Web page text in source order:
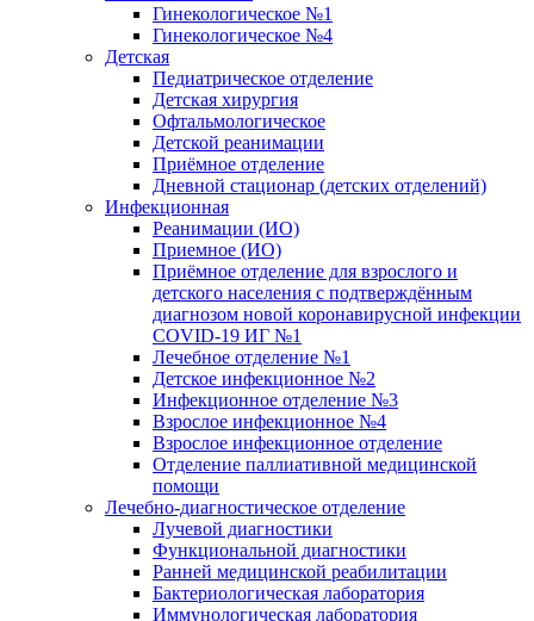
Гинекологическое №1
Гинекологическое №4
Детская
Педиатрическое отделение
Детская хирургия
Офтальмологическое
Детской реанимации
Приёмное отделение
Дневной стационар (детских отделений)
Инфекционная
Реанимации (ИО)
Приемное (ИО)
Приёмное отделение для взрослого и
детского населения с подтверждённым
диагнозом новой коронавирусной инфекции
COVID-19 ИГ №1
Лечебное отделение №1
Детское инфекционное №2
Инфекционное отделение №3
Взрослое инфекционное №4
Взрослое инфекционное отделение
Отделение паллиативной медицинской
помощи
Лечебно-диагностическое отделение
Лучевой диагностики
Функциональной диагностики
Ранней медицинской реабилитации
Бактериологическая лаборатория
Иммунологическая лаборатория